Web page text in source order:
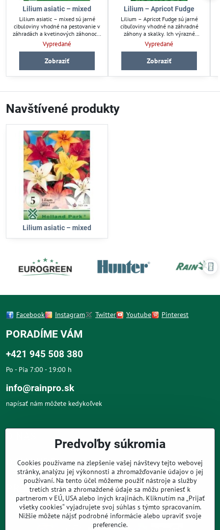
Lilium asiatic – mixed
Lilium asiatic – mixed sú jarné
cibuloviny vhodné na pestovanie v
záhradách a kvetinových záhonoch.
Tieto ľalie ponúkajú pestré farby a
sú nenáročné na starostlivosť. Ich
rast a bohaté kvitnutie. Ideálne pre
pestovateľov hľadajúcich farebnú a
trvácnu záhradnú výsadbu.
Vypredané
Zobraziť
Lilium – Apricot Fudge
Lilium – Apricot Fudge sú jarné
cibuľoviny vhodné na záhradné
záhony a skalky. Ich výrazné
meruňkové kvety ozvláštnia každú
záhradu. Ľahká pestovateľnosť
starostlivosť a bohaté kvitnutie.
Ideálne pre milovníkov záhrad a
pestovateľov kvetov.
Vypredané
Zobraziť
Navštívené produkty
Lilium asiatic – mixed
Facebook Instagram Twitter Youtube Pinterest
PORADÍME VÁM
+421 945 508 380
Po - Pia 7:00 - 19:00 h
info@rainpro.sk
napísať nám môžete kedykoľvek
O NÁKUPE
PRE ZÁKAZNÍKOV
Predvoľby súkromia
Cookies používame na zlepšenie vašej návštevy tejto webovej
stránky, analýzu jej výkonnosti a zhromažďovanie údajov o jej
používaní. Na tento účel môžeme použiť nástroje a služby
tretích strán a zhromaždené údaje sa môžu preniesť k
partnerom v EÚ, USA alebo iných krajinách. Kliknutím na „Prijať
všetky cookies“ vyjadrujete svoj súhlas s týmto spracovaním.
Nižšie môžete nájsť podrobné informácie alebo upraviť svoje
preferencie.